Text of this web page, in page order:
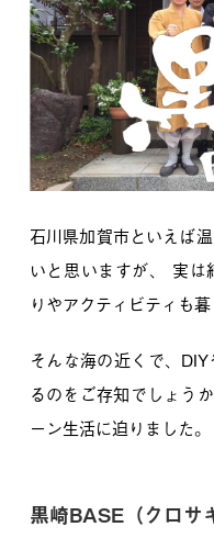
石川県加賀市といえば
いと思いますが、
実は
りやアクティビティも
そんな海の近くで、
るのをご存知でしょうか
ーン生活に迫りました。
黒崎BASE（クロサ